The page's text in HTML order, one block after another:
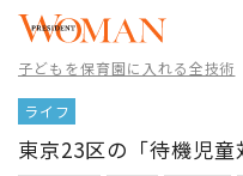
子どもを保育園に入れる全技術
ライフ
東京23区の「待機児